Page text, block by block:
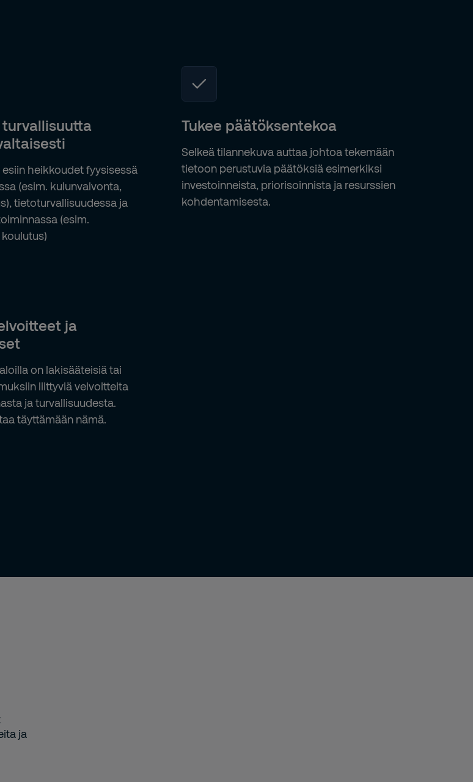
heikkoudet fyysisessä
(esim. kulunvalvonta,
tietoturvallisuudessa ja
(esim.
Tukee päätöksentekoa
Selkeä tilannekuva auttaa johtoa tekemään
tietoon perustuvia päätöksiä esimerkiksi
investoinneista, priorisoinnista ja resurssien
kohdentamisesta.
ja
on lakisääteisiä tai
liittyviä velvoitteita
ja turvallisuudesta.
täyttämään nämä.
ja